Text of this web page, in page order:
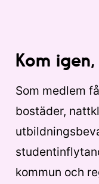
Kom
Som medlem
bostäder,
kommun och